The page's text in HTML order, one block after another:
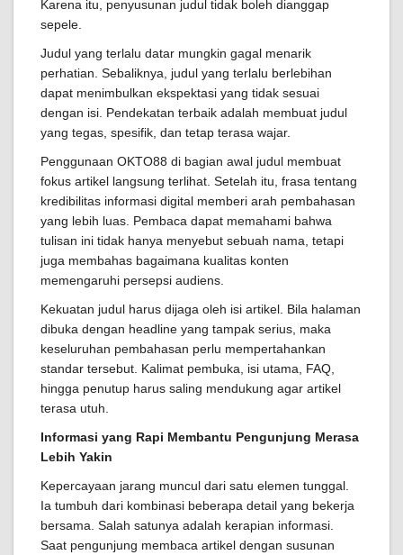
Karena itu, penyusunan judul tidak boleh dianggap
sepele.
Judul yang terlalu datar mungkin gagal menarik
perhatian. Sebaliknya, judul yang terlalu berlebihan
dapat menimbulkan ekspektasi yang tidak sesuai
dengan isi. Pendekatan terbaik adalah membuat judul
yang tegas, spesifik, dan tetap terasa wajar.
Penggunaan OKTO88 di bagian awal judul membuat
fokus artikel langsung terlihat. Setelah itu, frasa tentang
kredibilitas informasi digital memberi arah pembahasan
yang lebih luas. Pembaca dapat memahami bahwa
tulisan ini tidak hanya menyebut sebuah nama, tetapi
juga membahas bagaimana kualitas konten
memengaruhi persepsi audiens.
Kekuatan judul harus dijaga oleh isi artikel. Bila halaman
dibuka dengan headline yang tampak serius, maka
keseluruhan pembahasan perlu mempertahankan
standar tersebut. Kalimat pembuka, isi utama, FAQ,
hingga penutup harus saling mendukung agar artikel
terasa utuh.
Informasi yang Rapi Membantu Pengunjung Merasa
Lebih Yakin
Kepercayaan jarang muncul dari satu elemen tunggal.
Ia tumbuh dari kombinasi beberapa detail yang bekerja
bersama. Salah satunya adalah kerapian informasi.
Saat pengunjung membaca artikel dengan susunan